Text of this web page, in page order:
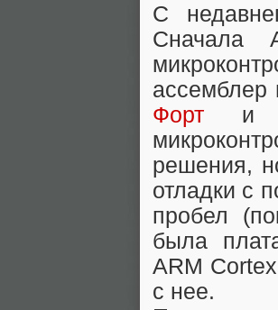
С
Сначала
ассемблер
Форт и
решения,
отладки с
пробел
была
ARM
с нее.